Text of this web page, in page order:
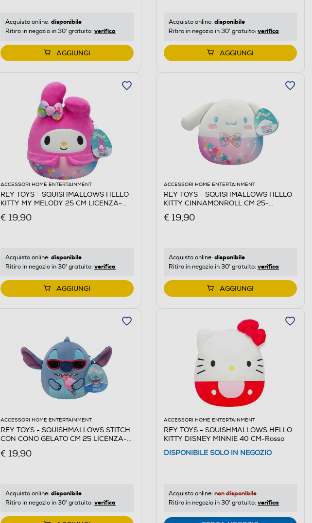
Acquisto online: disponibile
Ritiro in negozio in 30' gratuito: verifica
AGGIUNGI
Acquisto online: disponibile
Ritiro in negozio in 30' gratuito: verifica
AGGIUNGI
ACCESSORI HOME ENTERTAINMENT
REY TOYS - SQUISHMALLOWS HELLO
KITTY MY MELODY 25 CM LICENZA-
€ 19,90
Acquisto online: disponibile
Ritiro in negozio in 30' gratuito: verifica
AGGIUNGI
ACCESSORI HOME ENTERTAINMENT
REY TOYS - SQUISHMALLOWS HELLO
KITTY CINNAMONROLL CM 25-
€ 19,90
Acquisto online: disponibile
Ritiro in negozio in 30' gratuito: verifica
AGGIUNGI
ACCESSORI HOME ENTERTAINMENT
REY TOYS - SQUISHMALLOWS STITCH
CON CONO GELATO CM 25 LICENZA-
€ 19,90
Acquisto online: disponibile
Ritiro in negozio in 30' gratuito: verifica
ACCESSORI HOME ENTERTAINMENT
REY TOYS - SQUISHMALLOWS HELLO
KITTY DISNEY MINNIE 40 CM-Rosso
DISPONIBILE SOLO IN NEGOZIO
Acquisto online: non disponibile
Ritiro in negozio in 30' gratuito: verifica